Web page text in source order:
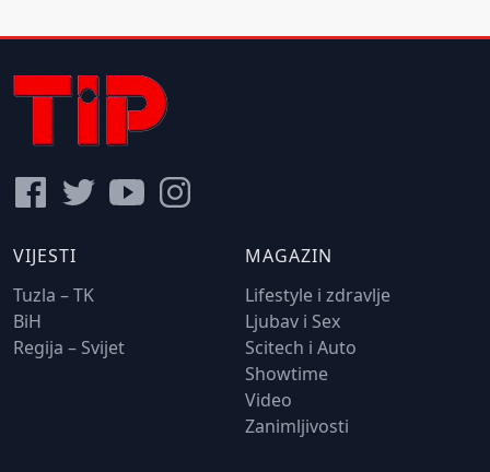
VIJESTI
Tuzla – TK
BiH
Regija – Svijet
MAGAZIN
Lifestyle i zdravlje
Ljubav i Sex
Scitech i Auto
Showtime
Video
Zanimljivosti